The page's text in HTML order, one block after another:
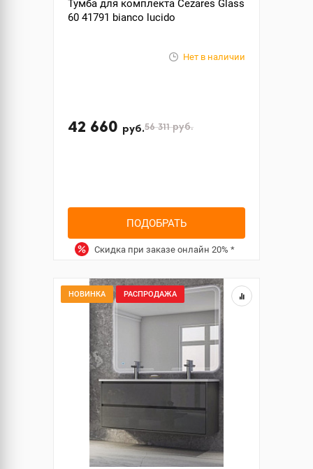
Тумба для комплекта Cezares Glass
60 41791 bianco lucido
Нет в наличии
42 660 руб.56 311руб.
ПОДОБРАТЬ
Скидка при заказе онлайн 20% *
НОВИНКА РАСПРОДАЖА